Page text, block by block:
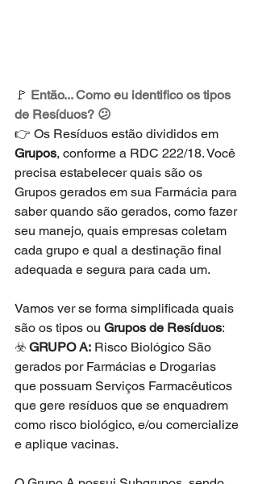
🚩 Então... Como eu identifico os tipos
de Resíduos? 😕
👉 Os Resíduos estão divididos em
Grupos, conforme a RDC 222/18. Você
precisa estabelecer quais são os
Grupos gerados em sua Farmácia para
saber quando são gerados, como fazer
seu manejo, quais empresas coletam
cada grupo e qual a destinação final
adequada e segura para cada um.
Vamos ver se forma simplificada quais
são os tipos ou Grupos de Resíduos:
☣️ GRUPO A: Risco Biológico São
gerados por Farmácias e Drogarias
que possuam Serviços Farmacêuticos
que gere resíduos que se enquadrem
como risco biológico, e/ou comercialize
e aplique vacinas.